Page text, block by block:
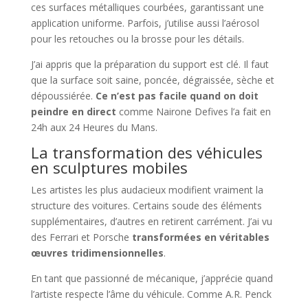
ces surfaces métalliques courbées, garantissant une
application uniforme. Parfois, j’utilise aussi l’aérosol
pour les retouches ou la brosse pour les détails.
J’ai appris que la préparation du support est clé. Il faut
que la surface soit saine, poncée, dégraissée, sèche et
dépoussiérée. Ce n’est pas facile quand on doit
peindre en direct comme Nairone Defives l’a fait en
24h aux 24 Heures du Mans.
La transformation des véhicules
en sculptures mobiles
Les artistes les plus audacieux modifient vraiment la
structure des voitures. Certains soude des éléments
supplémentaires, d’autres en retirent carrément. J’ai vu
des Ferrari et Porsche transformées en véritables
œuvres tridimensionnelles.
En tant que passionné de mécanique, j’apprécie quand
l’artiste respecte l’âme du véhicule. Comme A.R. Penck